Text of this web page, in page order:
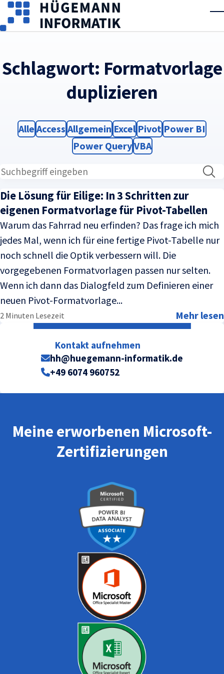
Skip to main content
Schlagwort: Formatvorlage
duplizieren
Filter
Alle Filter
Access Filter
Allgemein Filter
Excel Filter
Pivot Filter
Power BI
Filter
Power QueryFilter
VBA
Die Lösung für Eilige: In 3 Schritten zur
eigenen Formatvorlage für Pivot-Tabellen
Warum das Fahrrad neu erfinden? Das frage ich mich
jedes Mal, wenn ich für eine fertige Pivot-Tabelle nur
noch schnell die Optik verbessern will. Die
vorgegebenen Formatvorlagen passen nur selten.
Wenn ich dann das Dialogfeld zum Definieren einer
neuen Pivot-Formatvorlage...
2 Minuten Lesezeit Mehr lesen
Kontakt aufnehmen
hh@huegemann-informatik.de
+49 6074 960752
Meine erworbenen Microsoft-
Zertifizierungen